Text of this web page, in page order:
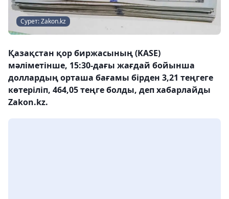
Сурет: Zakon.kz
Қазақстан қор биржасының (KASE)
мәліметінше, 15:30-дағы жағдай бойынша
доллардың орташа бағамы бірден 3,21 теңгеге
көтеріліп, 464,05 теңге болды, деп хабарлайды
Zakon.kz.